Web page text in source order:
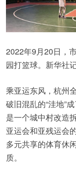
2022年9月20日，
园打篮球。新华社
乘亚运东风，杭州
破旧混乱的“洼地”
是一个城中村改造
亚运会和亚残运会
多元共享的体育休
质。